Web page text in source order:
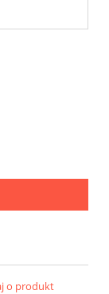
o produkt